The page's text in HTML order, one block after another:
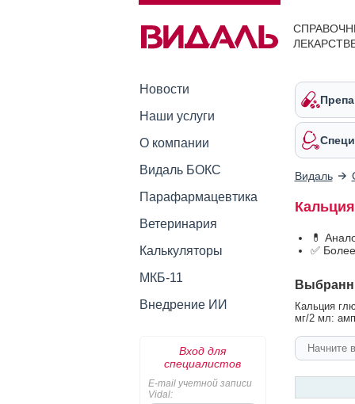
Новости
Наши услуги
О компании
Видаль БОКС
Парафармацевтика
Ветеринария
Калькуляторы
МКБ-11
Внедрение ИИ
Вход для
специалистов
E-mail учетной записи
Vidal:
Видаль
💊
✅
Кальция
мг/2 мл: